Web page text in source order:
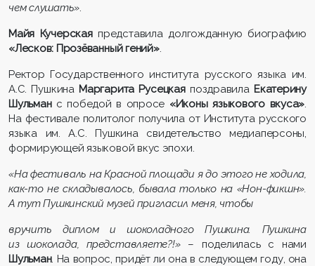
чем слушать».
Майя Кучерскаяпредставила долгожданную биографию
«Лесков: Прозёванный гений».
Ректор Государственного института русского языка им.
А.С. Пушкина Маргарита Русецкая поздравила Екатерину
Шульман с победой в опросе «Иконы языкового вкуса».
На фестивале политолог получила от Института русского
языка им. А.С. Пушкина свидетельство медиаперсоны,
формирующей языковой вкус эпохи.
«На фестиваль на Красной площади я до этого не ходила,
как-то не складывалось, бывала только на «Нон-фикшн».
А тут Пушкинский музей пригласил меня, чтобы
вручить диплом и шоколадного Пушкина. Пушкина
из шоколада, представляете?!» – поделилась с нами
Шульман. На вопрос, придёт ли она в следующем году, она